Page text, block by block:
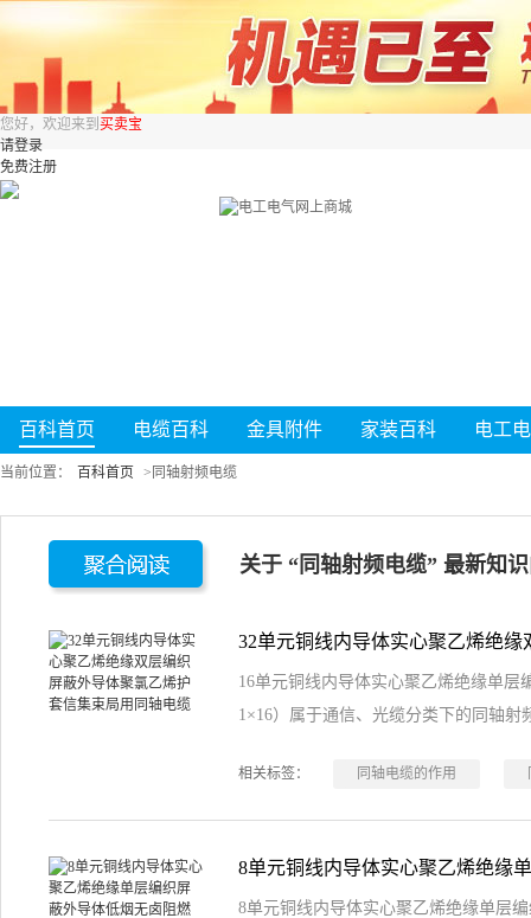
您好，欢迎来到 买卖宝
请登录
免费注册
百科首页 电缆百科 金具附件 家装百科 电工
当前位置： 百科首页 > 同轴射频电缆
关于 “同轴射频电缆” 最新知
16单元铜线内导体实心聚乙烯绝缘单层
1×16）属于通信、光缆分类下的同轴射
相关标签： 同轴电缆的作用
8单元铜线内导体实心聚乙烯绝缘单层